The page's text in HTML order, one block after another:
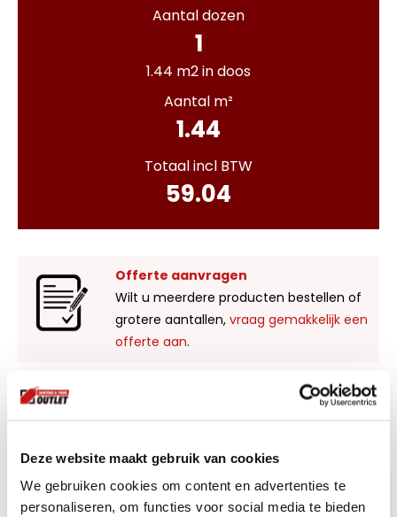
Deze website maakt gebruik van cookies
We gebruiken cookies om content en advertenties te
personaliseren, om functies voor social media te bieden
Aantal dozen
1
1.44 m2 in doos
Aantal m²
1.44
Totaal incl BTW
59.04
Offerte aanvragen
Wilt u meerdere producten bestellen of
grotere aantallen, vraag gemakkelijk een
offerte aan.
voldoende parkeergelegenheid en ruime